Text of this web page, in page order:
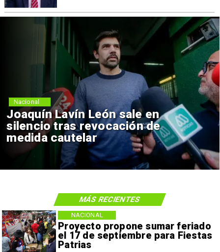
Joaquín Lavín León sale en
silencio tras revocación de
medida cautelar
Nacional
Proyecto propone sumar feriado
el 17 de septiembre para Fiestas
Patrias
NACIONAL
MÁS RECIENTES